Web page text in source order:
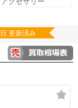
更新済み